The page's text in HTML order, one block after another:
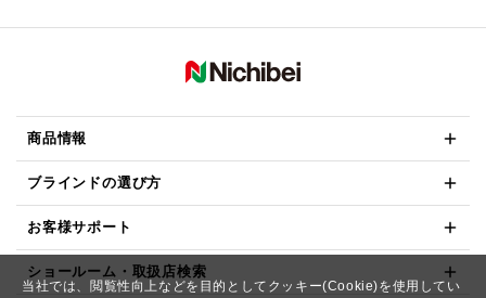
当社では、閲覧性向上などを目的としてクッキー(Cookie)を使用してい
商品情報
ブラインドの選び方
お客様サポート
ショールーム・取扱店検索